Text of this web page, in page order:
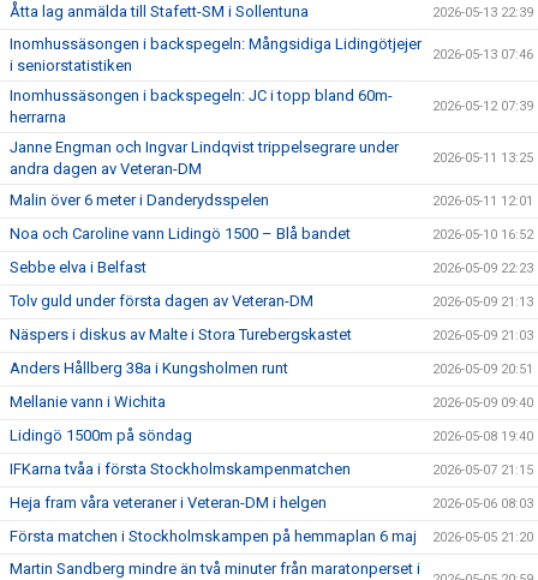
Åtta lag anmälda till Stafett-SM i Sollentuna 2026-05-13 22:39
Inomhussäsongen i backspegeln: Mångsidiga Lidingötjejer
i seniorstatistiken
2026-05-13 07:46
Inomhussäsongen i backspegeln: JC i topp bland 60m-
herrarna
2026-05-12 07:39
Janne Engman och Ingvar Lindqvist trippelsegrare under
andra dagen av Veteran-DM
2026-05-11 13:25
Malin över 6 meter i Danderydsspelen 2026-05-11 12:01
Noa och Caroline vann Lidingö 1500 – Blå bandet 2026-05-10 16:52
Sebbe elva i Belfast 2026-05-09 22:23
Tolv guld under första dagen av Veteran-DM 2026-05-09 21:13
Näspers i diskus av Malte i Stora Turebergskastet 2026-05-09 21:03
Anders Hållberg 38a i Kungsholmen runt 2026-05-09 20:51
Mellanie vann i Wichita 2026-05-09 09:40
Lidingö 1500m på söndag 2026-05-08 19:40
IFKarna tvåa i första Stockholmskampenmatchen 2026-05-07 21:15
Heja fram våra veteraner i Veteran-DM i helgen 2026-05-06 08:03
Första matchen i Stockholmskampen på hemmaplan 6 maj 2026-05-05 21:20
Martin Sandberg mindre än två minuter från maratonperset i